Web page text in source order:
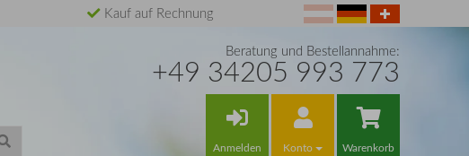
Kauf auf Rechnung
Beratung und Bestellannahme:
+49 34205 993 773
Anmelden Konto Warenkorb